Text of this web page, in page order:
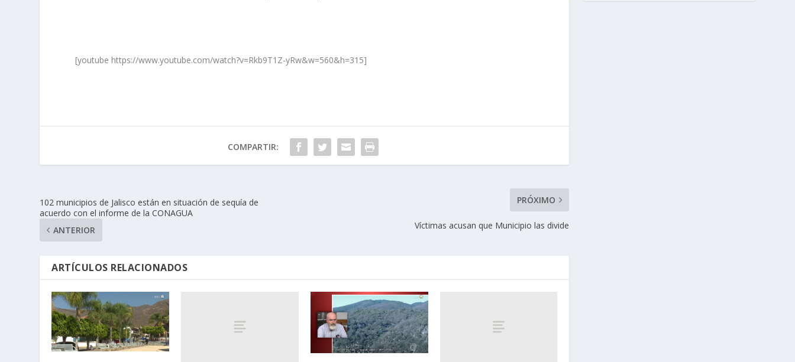
[youtube https://www.youtube.com/watch?v=Rkb9T1Z-yRw&w=560&h=315]
COMPARTIR:
102 municipios de Jalisco están en situación de sequía de
acuerdo con el informe de la CONAGUA
ANTERIOR
PRÓXIMO
Víctimas acusan que Municipio las divide
ARTÍCULOS RELACIONADOS